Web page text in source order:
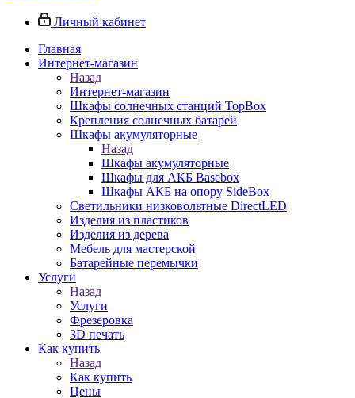
Личный кабинет
Главная
Интернет-магазин
Назад
Интернет-магазин
Шкафы солнечных станций TopBox
Крепления солнечных батарей
Шкафы акумуляторные
Назад
Шкафы акумуляторные
Шкафы для АКБ Basebox
Шкафы АКБ на опору SideBox
Светильники низковольтные DirectLED
Изделия из пластиков
Изделия из дерева
Мебель для мастерской
Батарейные перемычки
Услуги
Назад
Услуги
Фрезеровка
3D печать
Как купить
Назад
Как купить
Цены